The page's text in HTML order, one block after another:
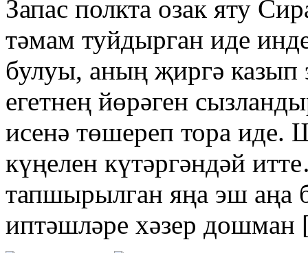
Запас полкта озак яту
тәмам туйдырган иде
булуы, аның җиргә казып
егетнең йөрәген
исенә төшереп тора
күңелен күтәргәндәй
тапшырылган яңа эш
иптәшләре хәзер